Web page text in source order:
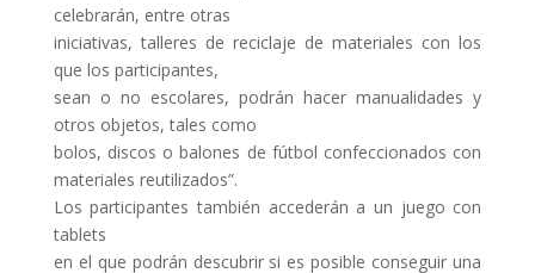
celebrarán, entre otras
iniciativas, talleres de reciclaje de materiales con los
que los participantes,
sean o no escolares, podrán hacer manualidades y
otros objetos, tales como
bolos, discos o balones de fútbol confeccionados con
materiales reutilizados”.
Los participantes también accederán a un juego con
tablets
en el que podrán descubrir si es posible conseguir una